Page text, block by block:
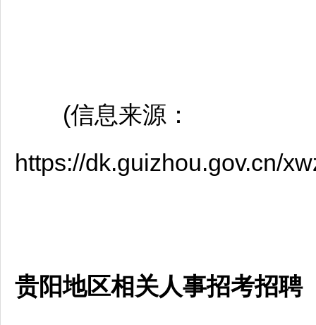
(信息来源：
https://dk.guizhou.gov.cn/
贵阳地区相关人事招考招聘